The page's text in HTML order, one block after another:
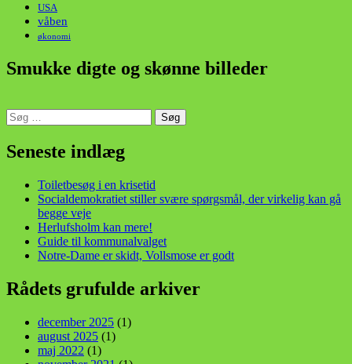
USA
våben
økonomi
Smukke digte og skønne billeder
Søg
efter:
Seneste indlæg
Toiletbesøg i en krisetid
Socialdemokratiet stiller svære spørgsmål, der virkelig kan gå
begge veje
Herlufsholm kan mere!
Guide til kommunalvalget
Notre-Dame er skidt, Vollsmose er godt
Rådets grufulde arkiver
december 2025 (1)
august 2025 (1)
maj 2022 (1)